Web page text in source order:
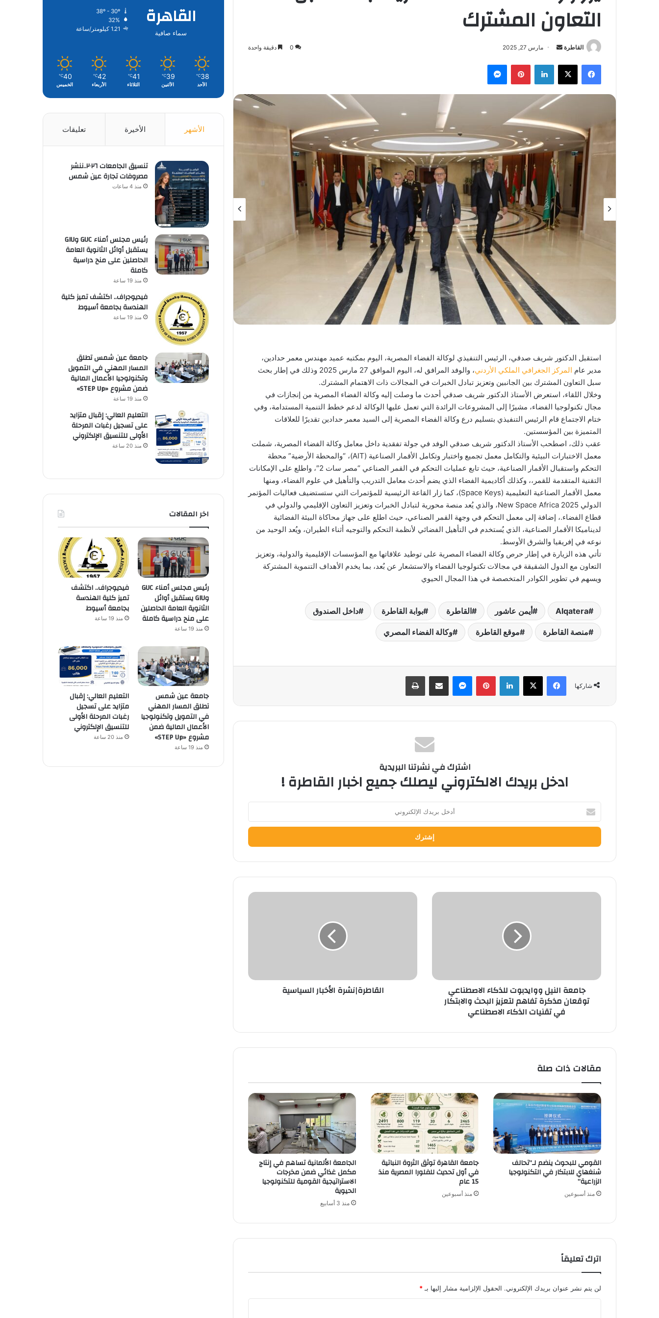
التعاون المشترك
القاطرة
أرسل
إلكترونيا
مارس 27, 2025 0 دقيقة واحدة
فيسبوك ‫X لينكدإن بينتيريستماسنجر
استقبل الدكتور شريف صدقي، الرئيس التنفيذي لوكالة الفضاء المصرية، اليوم بمكتبه عميد مهندس معمر حدادين،
مدير عام المركز الجغرافي الملكي الأردني
، والوفد المرافق له، اليوم الموافق 27 مارس 2025 وذلك في إطار بحث
سبل التعاون المشترك بين الجانبين وتعزيز تبادل الخبرات في المجالات ذات الاهتمام المشترك.
وخلال اللقاء، استعرض الأستاذ الدكتور شريف صدقي أحدث ما وصلت إليه وكالة الفضاء المصرية من إنجازات في
مجال تكنولوجيا الفضاء، مشيرًا إلى المشروعات الرائدة التي تعمل عليها الوكالة لدعم خطط التنمية المستدامة، وفي
ختام الاجتماع قام الرئيس التنفيذي بتسليم درع وكالة الفضاء المصرية إلى السيد معمر حدادين تقديرًا للعلاقات
المتميزة بين المؤسستين.
عقب ذلك، اصطحب الأستاذ الدكتور شريف صدقي الوفد في جولة تفقدية داخل معامل وكالة الفضاء المصرية، شملت
معمل الاختبارات البيئية والتكامل معمل تجميع واختبار وتكامل الأقمار الصناعية (AIT)، “والمحطة الأرضية” محطة
التحكم واستقبال الأقمار الصناعية، حيث تابع عمليات التحكم في القمر الصناعي “مصر سات 2″، واطلع على الإمكانات
التقنية المتقدمة للقمر،، وكذلك أكاديمية الفضاء الذي يضم أحدث معامل التدريب والتأهيل في علوم الفضاء، ومنها
معمل الأقمار الصناعية التعليمية (Space Keys)، كما زار القاعة الرئيسية للمؤتمرات التي ستستضيف فعاليات المؤتمر
الدولي New Space Africa 2025، والذي يُعد منصة محورية لتبادل الخبرات وتعزيز التعاون الإقليمي والدولي في
قطاع الفضاء.، إضافة إلى معمل التحكم في وجهة القمر الصناعي، حيث اطلع على جهاز محاكاة البيئة الفضائية
لديناميكا الأقمار الصناعية، الذي يُستخدم في التأهيل الفضائي لأنظمة التحكم والتوجيه أثناء الطيران، ويُعد الوحيد من
نوعه في إفريقيا والشرق الأوسط.
تأتي هذه الزيارة في إطار حرص وكالة الفضاء المصرية على توطيد علاقاتها مع المؤسسات الإقليمية والدولية، وتعزيز
التعاون مع الدول الشقيقة في مجالات تكنولوجيا الفضاء والاستشعار عن بُعد، بما يخدم الأهداف التنموية المشتركة
ويسهم في تطوير الكوادر المتخصصة في هذا المجال الحيوي
Alqatera أيمن عاشور القاطرة بوابة القاطرة داخل الصندوق
منصة القاطرة موقع القاطرة وكالة الفضاء المصري
شاركها
فيسبوك ‫X لينكدإن بينتيريستماسنجر مشاركة عبر البريد طباعة
اشترك في نشرتنا البريدية
ادخل بريدك الالكتروني ليصلك جميع اخبار القاطرة !
بريدك
الإلكتروني
جامعة
لتعزيز
البحث
والابتكار
الذكاء
جامعة النيل ووايدبوت للذكاء الاصطناعي
توقعان مذكرة تفاهم لتعزيز البحث والابتكار
في تقنيات الذكاء الاصطناعي
القاطرة|
القاطرة|نشرة الأخبار السياسية
مقالات ذات صلة
القومي للبحوث ينضم لـ”تحالف
شنغهاي للابتكار في التكنولوجيا
الزراعية”
منذ أسبوعين
جامعة القاهرة توثق الثروة النباتية
في أول تحديث للفلورا المصرية منذ
15 عام
منذ أسبوعين
الجامعة الألمانية تساهم في إنتاج
مكمل غذائي ضمن مخرجات
الاستراتيجية القومية للتكنولوجيا
الحيوية
منذ 3 أسابيع
اترك تعليقاً
لن يتم نشر عنوان بريدك الإلكتروني. الحقول الإلزامية مشار إليها بـ*
القاهرة
سماء صافية
32%
1.21 كيلومتر/ساعة
38
℃
الأحد
39
℃
الأثنين
41
℃
الثلاثاء
42
℃
الأربعاء
40
℃
الخميس
الأشهر الأخيرة تعليقات
تنسيق الجامعات ٢٠٢٦..ننشر
مصروفات تجارة عين شمس
منذ 4 ساعات
رئيس مجلس أمناء GUC وGIU
يستقبل أوائل الثانوية العامة
الحاصلين على منح دراسية
كاملة
منذ 19 ساعة
فيديوجراف.. اكتشف تميز كلية
الهندسة بجامعة أسيوط
منذ 19 ساعة
جامعة عين شمس تطلق
المسار المهني في التمويل
وتكنولوجيا الأعمال المالية
ضمن مشروع «STEP Up»
منذ 19 ساعة
التعليم العالي: إقبال متزايد
على تسجيل رغبات المرحلة
الأولى للتنسيق الإلكتروني
منذ 20 ساعة
اخر المقالات
رئيس مجلس أمناء GUC
وGIU يستقبل أوائل
الثانوية العامة الحاصلين
على منح دراسية كاملة
منذ 19 ساعة
فيديوجراف.. اكتشف
تميز كلية الهندسة
بجامعة أسيوط
منذ 19 ساعة
جامعة عين شمس
تطلق المسار المهني
في التمويل وتكنولوجيا
الأعمال المالية ضمن
مشروع «STEP Up»
منذ 19 ساعة
التعليم العالي: إقبال
متزايد على تسجيل
رغبات المرحلة الأولى
للتنسيق الإلكتروني
منذ 20 ساعة